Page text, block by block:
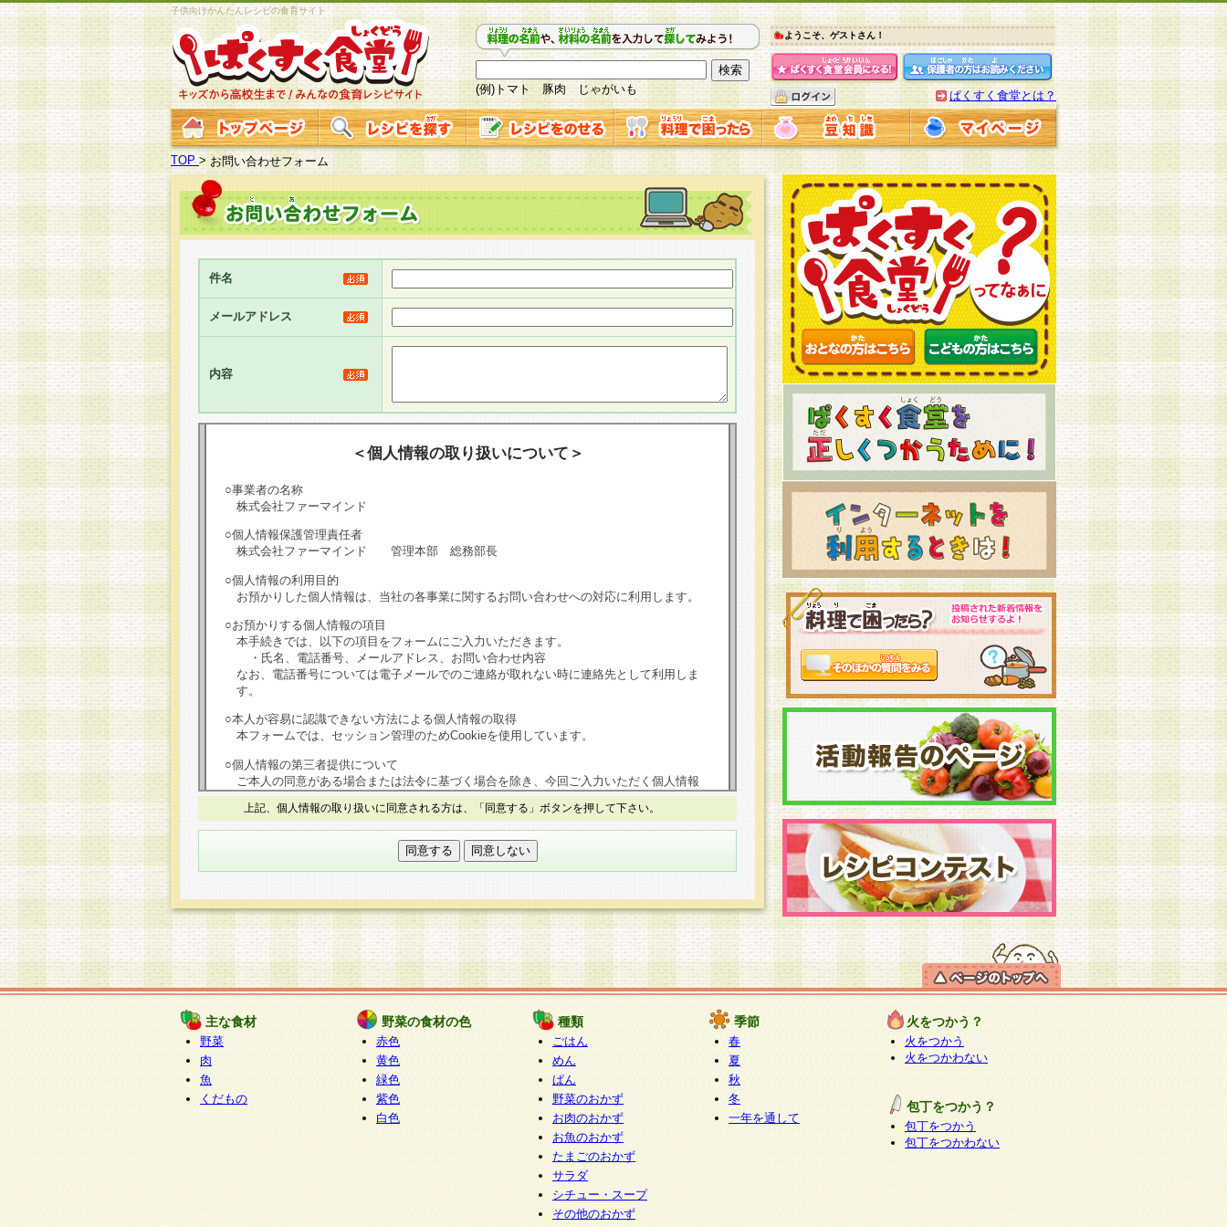
子供向けかんたんレシピの食育サイト
(例)トマト 豚肉 じゃがいも
ようこそ、ゲストさん！
ぱくすく食堂とは？
TOP >お問い合わせフォーム
件名
メールアドレス
内容
＜個人情報の取り扱いについて＞
○事業者の名称
株式会社ファーマインド
○個人情報保護管理責任者
株式会社ファーマインド 管理本部 総務部長
○個人情報の利用目的
お預かりした個人情報は、当社の各事業に関するお問い合わせへの対応に利用します。
○お預かりする個人情報の項目
本手続きでは、以下の項目をフォームにご入力いただきます。
・氏名、電話番号、メールアドレス、お問い合わせ内容
なお、電話番号については電子メールでのご連絡が取れない時に連絡先として利用しま
す。
○本人が容易に認識できない方法による個人情報の取得
本フォームでは、セッション管理のためCookieを使用しています。
○個人情報の第三者提供について
ご本人の同意がある場合または法令に基づく場合を除き、今回ご入力いただく個人情報
は第三者に提供しません。
個人情報の取り扱いを外部に委託する場合は、当社が規定する個人情報管理基準を満た
す企業を選定して委託を行い、適切な取り扱いが行われるよう監督します。
本人からの求めにより、当社が本件により取得した開示対象個人情報の利用目的の通
知・開示・内容の訂正・追加または削除・利用の停止・消去及び第三者への提供の禁止
（以下、総称して「開示等」といいます。）に応じます。
開示等に応じる窓口は以下になります。
ぱくすく食堂個人情報お客様相談窓口
paku-info@pakusuku.com
個人情報を与えることは任意ですが、個人情報の取扱いについて同意をいただけない場
合には、当社のサービスの提供、お客様からのお問い合わせ・ご相談への対応ができな
い場合がございますのでご了承ください。
上記、個人情報の取り扱いに同意される方は、「同意する」ボタンを押して下さい。
主な食材
野菜
肉
魚
くだもの
野菜の食材の色
赤色
黄色
緑色
紫色
白色
種類
ごはん
めん
ぱん
野菜のおかず
お肉のおかず
お魚のおかず
たまごのおかず
サラダ
シチュー・スープ
その他のおかず
季節
春
夏
秋
冬
一年を通して
火をつかう？
火をつかう
火をつかわない
包丁をつかう？
包丁をつかう
包丁をつかわない